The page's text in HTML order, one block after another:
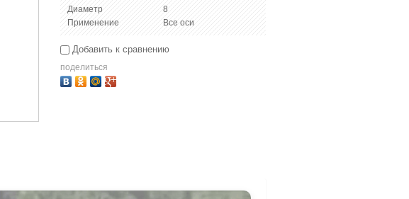
Диаметр
8
Применение
Все оси
Добавить к сравнению
поделиться